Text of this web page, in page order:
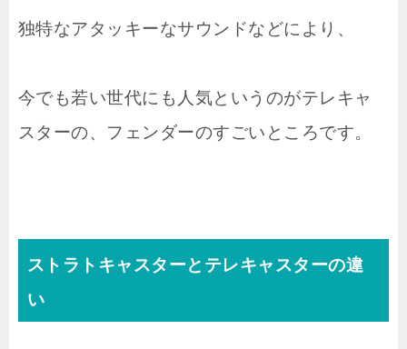
独特なアタッキーなサウンドなどにより、
今でも若い世代にも人気というのがテレキャ
スターの、フェンダーのすごいところです。
ストラトキャスターとテレキャスターの違
い